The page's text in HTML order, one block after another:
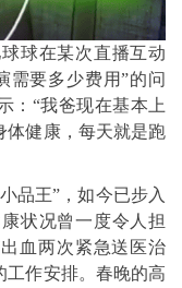
球在某次直播互动
需要多少费用”的问
：“我爸现在基本上
体健康，每天就是跑
品王”，如今已步入
状况曾一度令人担
血两次紧急送医治
工作安排。春晚的高